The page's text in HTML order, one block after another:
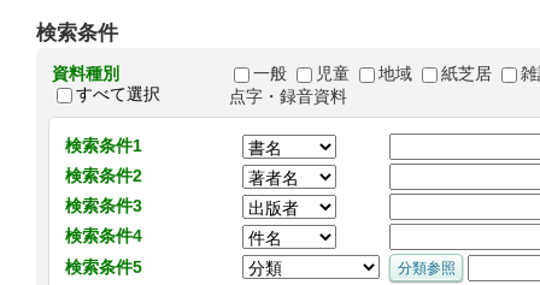
検索条件
資料種別
すべて選択
一般 児童 地域 紙芝居
点字・録音資料
検索条件1
検索条件2
検索条件3
検索条件4
検索条件5